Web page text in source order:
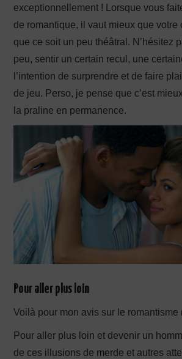
exceptionnellement ! Lorsque vous
de romantique, il vaut mieux que votre
que ce soit un peu théâtral. N’hésitez
peu, sentir un certain recul, une
l’intention de surprendre et de faire
de jeu. Perso, je pense que c’est
la praline en permanence.
Pour aller plus loin
Voilà pour mon avis sur le romantisme
Pour aller plus loin et devenir un
de ces illusions de merde et autres